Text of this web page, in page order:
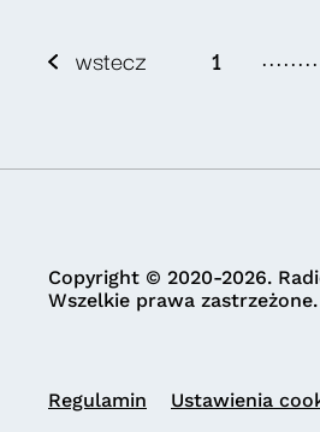
wstecz 1
Copyright © 2020-2026.
Wszelkie prawa zastrzeżone.
Regulamin Ustawienia